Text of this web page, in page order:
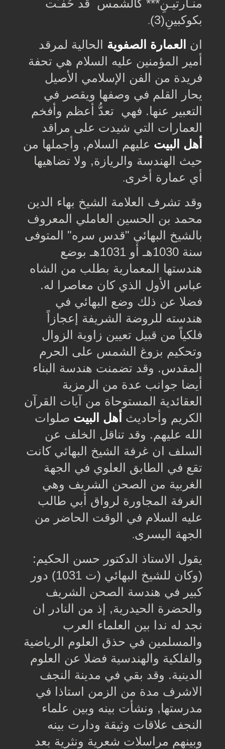
منـارتيـنِ*** كالشمس قد حُفـّت
بكوكبينِ(3)
.
ان العمارة الصفوية الحالية لمرقد
أمير المؤمنين عليه السلام هي تحفة
فريدة من الفن الإسلامي الأصيل
يحار القلم في وصفها ويقصر في
التعبير عنها. فهي تعدُّ أعظم وأفخم
العمارات التي شيدت على مراقد
أهل البيت عليهم السلام, وأجملها من
حيث الهندسة والريازة, ولا تضاهيها
أي عمارة أخرى.
وقد تشرف العلامة الشيخ بهاء الدين
محمد بن الحسين العاملي المعروف
بالشيخ البهائي "قدس سره" المتوفى
سنة 1030هـ أو 1031هـ بوضع
هندستها المعمارية بطلب من الشاه
عباس الأول الذي كان معاصرا له.
فضلا عن ذلك وضع البهائي في
هندسته للروضة الشريفة إعجازاً
فلكياً من قبيل تعيين زاوية الزوال
وتحكيم بزوغ الشمس على الحرم
المقدس. وقد تضمنت هندسة البناء
أيضا جوانب عدة من الرمزية
العقائدية المستوحاة من آيات القرآن
الكريم وأحاديث أهل البيت صلوات
الله عليهم. وقد تناقل الخلف عن
السلف ان غرفة الشيخ البهائي كانت
تقع في الطابق العلوي في الجهة
الغربية من الصحن الشريف وهي
الغرفة المجاورة لرواق أبي طالب
عليه السلام في الوقت الحاضر من
الجهة اليسرى.
يقول الاستاذ الدكتور حسن الحكيم:
(وكان للشيخ البهائي (ت 1031) دور
كبير في هندسة الصحن الشريف
والحضرة الحيدرية, إذ من النادر ان
نجد له ندا بين العلماء العرب
والمسلمين في حذق العلوم الرياضية
والفلكية والهندسية فضلا عن العلوم
الدينية. وقد بقي في مدينة النجف
الاشرف مدة من الزمن استاذا في
مدرستها, ونشأت بينه وبين علماء
النجف علاقات وثيقة ودارت بينه
وبينهم مراسلات شعرية ونثرية بعد